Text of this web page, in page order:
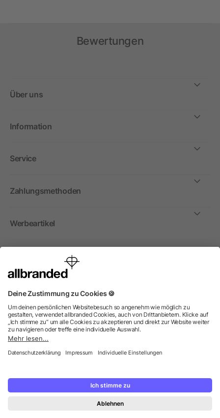
Bewertungen
Über uns
Information
Service
Zahlungsmethoden
Werbeartikel
International
Wir verkaufen Werbeartikel, Werbemittel und
Vereine. Alle Preise zzgl. MwSt.